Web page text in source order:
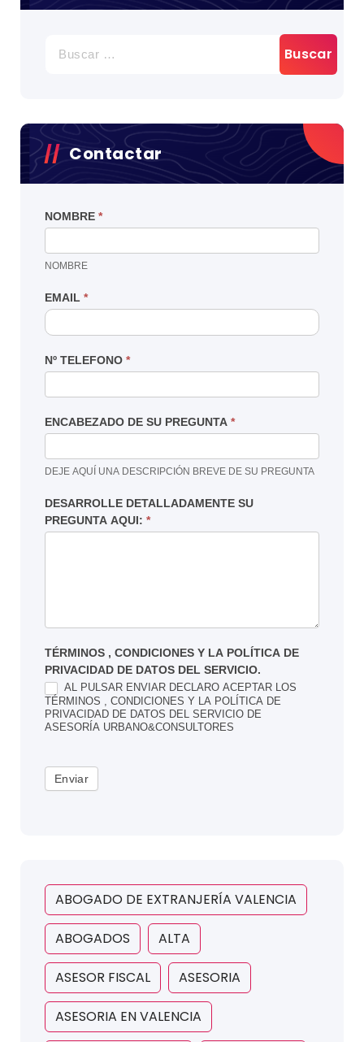
Contactar
NOMBRE *
NOMBRE
EMAIL *
Nº TELEFONO *
ENCABEZADO DE SU PREGUNTA *
DEJE AQUÍ UNA DESCRIPCIÓN BREVE DE SU PREGUNTA
DESARROLLE DETALLADAMENTE SU
PREGUNTA AQUI: *
TÉRMINOS , CONDICIONES Y LA POLÍTICA DE
PRIVACIDAD DE DATOS DEL SERVICIO.
AL PULSAR ENVIAR DECLARO ACEPTAR LOS
TÉRMINOS , CONDICIONES Y LA POLÍTICA DE
PRIVACIDAD DE DATOS DEL SERVICIO DE
ASESORÍA URBANO&CONSULTORES
Enviar
ABOGADO DE EXTRANJERÍA VALENCIA
ABOGADOS ALTA
ASESOR FISCAL ASESORIA
ASESORIA EN VALENCIA